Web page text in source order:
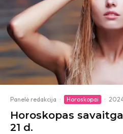
Panelė redakcija · Horoskopai ·
Horoskopas
21 d.